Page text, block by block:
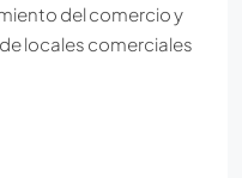
del comercio y
locales comerciales